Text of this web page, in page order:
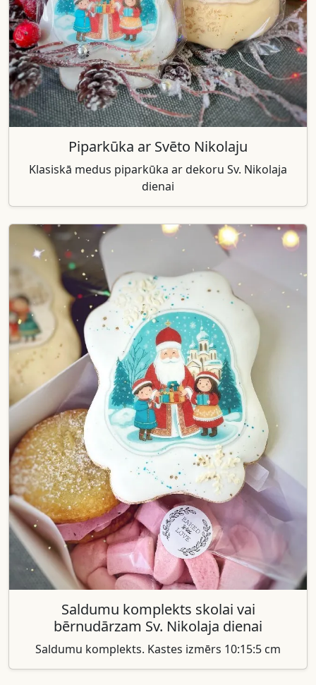
Piparkūka ar Svēto Nikolaju
Klasiskā medus piparkūka ar dekoru Sv. Nikolaja
dienai
Saldumu komplekts skolai vai
bērnudārzam Sv. Nikolaja dienai
Saldumu komplekts. Kastes izmērs 10:15:5 cm